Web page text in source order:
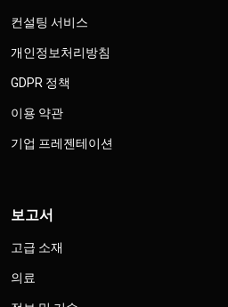
컨설팅 서비스
개인정보처리방침
GDPR 정책
이용 약관
기업 프레젠테이션
보고서
고급 소재
의료